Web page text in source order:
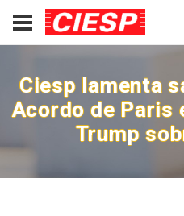
Ciesp lamenta
Acordo de Paris
Trump